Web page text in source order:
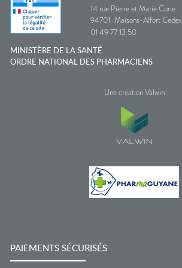
14 rue Pierre et Marie Curie
94701 Maisons-Alfort Cedex
01 49 77 13 50
MINISTÈRE DE LA SANTÉ
ORDRE NATIONAL DES PHARMACIENS
Une création Valwin
PAIEMENTS SÉCURISÉS